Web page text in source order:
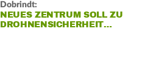
Dobrindt:
NEUES ZENTRUM SOLL ZU
DROHNENSICHERHEIT…